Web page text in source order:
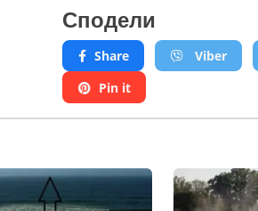
Сподели
Share Viber
Pin it